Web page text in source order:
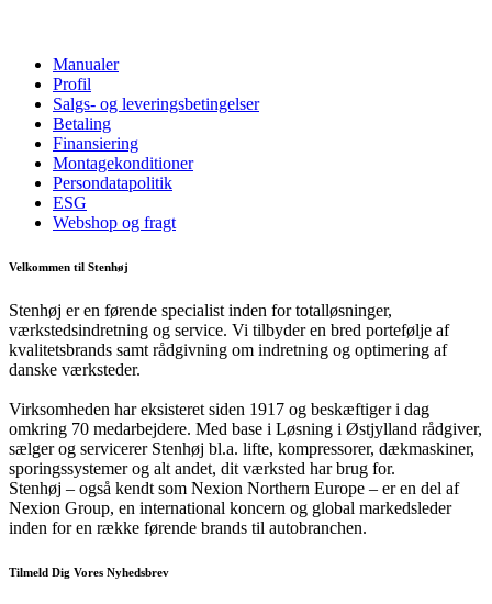
Manualer
Profil
Salgs- og leveringsbetingelser
Betaling
Finansiering
Montagekonditioner
Persondatapolitik
ESG
Webshop og fragt
Velkommen til Stenhøj
Stenhøj er en førende specialist inden for totalløsninger,
værkstedsindretning og service. Vi tilbyder en bred portefølje af
kvalitetsbrands samt rådgivning om indretning og optimering af
danske værksteder.
Virksomheden har eksisteret siden 1917 og beskæftiger i dag
omkring 70 medarbejdere. Med base i Løsning i Østjylland rådgiver,
sælger og servicerer Stenhøj bl.a. lifte, kompressorer, dækmaskiner,
sporingssystemer og alt andet, dit værksted har brug for.
Stenhøj – også kendt som Nexion Northern Europe – er en del af
Nexion Group, en international koncern og global markedsleder
inden for en række førende brands til autobranchen.
Tilmeld Dig Vores Nyhedsbrev